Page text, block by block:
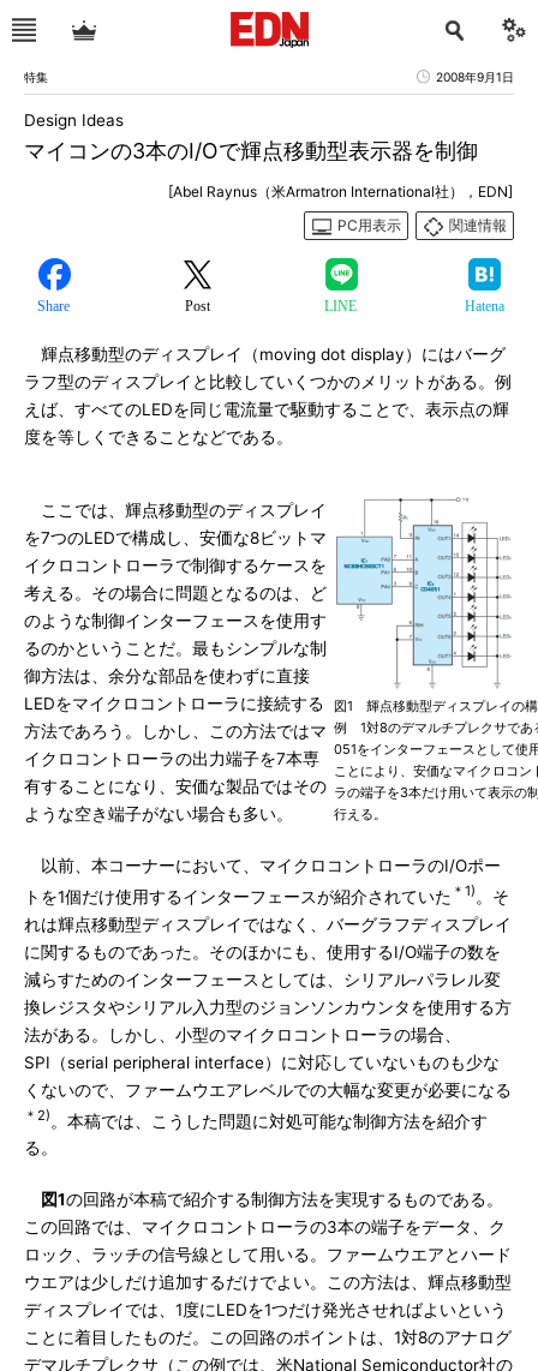
特集 2008年9月1日
マイコンの3本のI/Oで輝点移動型表示器を制御
Design Ideas
[Abel Raynus（米Armatron International社），EDN]
PC用表示
関連情報
Share Post LINE Hatena
輝点移動型のディスプレイ（moving dot display）にはバーグ
ラフ型のディスプレイと比較していくつかのメリットがある。例
えば、すべてのLEDを同じ電流量で駆動することで、表示点の輝
度を等しくできることなどである。
図1 輝点移動型ディスプレイの
例 1対8のデマルチプレクサであ
051をインターフェースとして使
ことにより、安価なマイクロコン
ラの端子を3本だけ用いて表示の
行える。
ここでは、輝点移動型のディスプレイ
を7つのLEDで構成し、安価な8ビットマ
イクロコントローラで制御するケースを
考える。その場合に問題となるのは、ど
のような制御インターフェースを使用す
るのかということだ。最もシンプルな制
御方法は、余分な部品を使わずに直接
LEDをマイクロコントローラに接続する
方法であろう。しかし、この方法ではマ
イクロコントローラの出力端子を7本専
有することになり、安価な製品ではその
ような空き端子がない場合も多い。
以前、本コーナーにおいて、マイクロコントローラのI/Oポー
トを1個だけ使用するインターフェースが紹介されていた ＊1) 。そ
れは輝点移動型ディスプレイではなく、バーグラフディスプレイ
に関するものであった。そのほかにも、使用するI/O端子の数を
減らすためのインターフェースとしては、シリアル‐パラレル変
換レジスタやシリアル入力型のジョンソンカウンタを使用する方
法がある。しかし、小型のマイクロコントローラの場合、
SPI（serial peripheral interface）に対応していないものも少な
くないので、ファームウエアレベルでの大幅な変更が必要になる
＊2)
。本稿では、こうした問題に対処可能な制御方法を紹介す
る。
図1の回路が本稿で紹介する制御方法を実現するものである。
この回路では、マイクロコントローラの3本の端子をデータ、ク
ロック、ラッチの信号線として用いる。ファームウエアとハード
ウエアは少しだけ追加するだけでよい。この方法は、輝点移動型
ディスプレイでは、1度にLEDを1つだけ発光させればよいという
ことに着目したものだ。この回路のポイントは、1対8のアナログ
デマルチプレクサ（この例では、米National Semiconductor社の